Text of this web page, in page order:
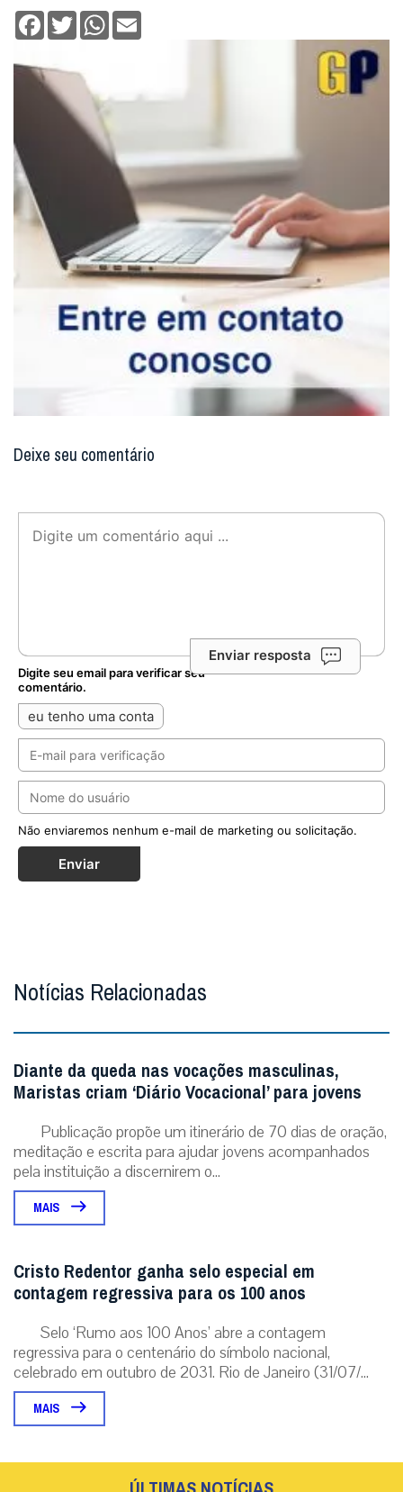
Área Missionária da Taquara, em 12 de dezembro de 2013
como Área Pastoral de Nossa Senhora da Imaculada
Conceição, e instalado no dia 2 de janeiro de 2014 pelo
Arcebispo Dom José Antônio, houve a organização das 35
comunidades pertencentes a Arquidiocese para realizar o
pedido de criação canônica da futura paróquia.
Ainda conforme a nota, “este sonho já fomentado por
diversos padres e leigos que viveram e trabalharam nesta
região, se tornou realidade com a aprovação ereção
canônica de nossa comunidade paroquial”. (LMI)
Facebook
TwitterWhatsApp
Email
Deixe seu comentário
eu tenho uma conta
Não enviaremos nenhum e-mail de marketing ou solicitação.
Enviar
Notícias Relacionadas
Diante da queda nas vocações masculinas,
Maristas criam ‘Diário Vocacional’ para jovens
Publicação propõe um itinerário de 70 dias de oração,
meditação e escrita para ajudar jovens acompanhados